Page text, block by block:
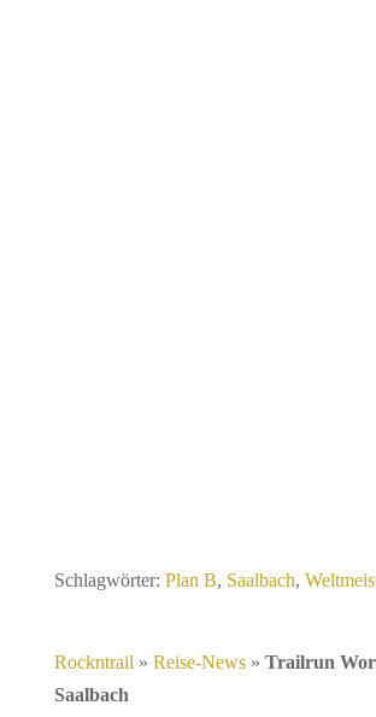
Schlagwörter: Plan B, Saalbach,
Rockntrail » Reise-News» Trailrun
Saalbach